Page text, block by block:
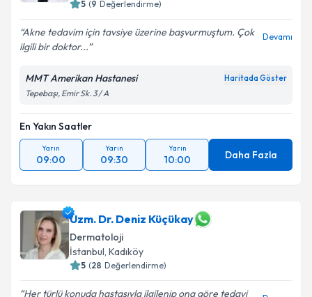
Metni'ni okudum ve kişisel verilerimin belirtilen
kapsamda işlenmesini kabul ediyorum.
Takvim Talebini Gönder
5 (9 Değerlendirme)
Akne tedavim için tavsiye üzerine başvurmuştum. Çok
ilgili bir doktor...
Devamı
MMT Amerikan Hastanesi Haritada Göster
Tepebaşı, Emir Sk. 3 / A
En Yakın Saatler
Yarın
09:00
Yarın
09:30
Yarın
10:00 Daha Fazla
Uzm. Dr. Deniz Küçükay
Dermatoloji
İstanbul, Kadıköy
5 (28 Değerlendirme)
Her türlü konuda hastasıyla ilgilenip ona göre tedavi